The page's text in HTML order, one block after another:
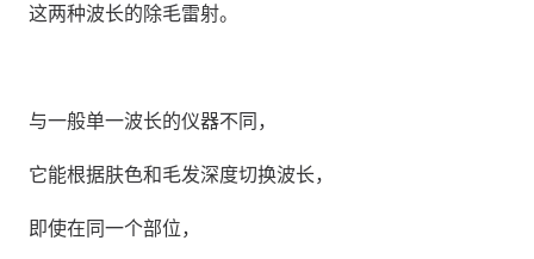
这两种波长的除毛雷射。
与一般单一波长的仪器不同，
它能根据肤色和毛发深度切换波长，
即使在同一个部位，